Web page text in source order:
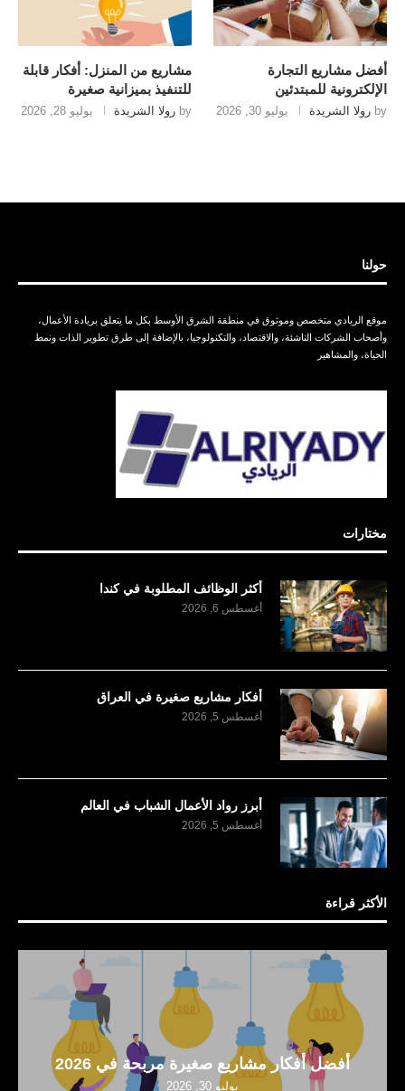
أفضل مشاريع التجارة
الإلكترونية للمبتدئين
by رولا الشريدة يوليو 30, 2026
مشاريع من المنزل: أفكار قابلة
للتنفيذ بميزانية صغيرة
by رولا الشريدة يوليو 28, 2026
حولنا
موقع الريادي متخصص وموثوق في منطقة الشرق الأوسط بكل ما يتعلق بريادة الأعمال،
وأصحاب الشركات الناشئة، والاقتصاد، والتكنولوجيا، بالإضافة إلى طرق تطوير الذات ونمط
الحياة، والمشاهير
مختارات
أكثر الوظائف المطلوبة في كندا
أغسطس 6, 2026
أفكار مشاريع صغيرة في العراق
أغسطس 5, 2026
أبرز رواد الأعمال الشباب في العالم
أغسطس 5, 2026
الأكثر قراءة
أفضل أفكار مشاريع صغيرة مربحة في 2026
يوليو 30, 2026